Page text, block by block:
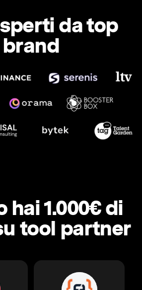
da top
brand
hai 1.000€ di
tool partner